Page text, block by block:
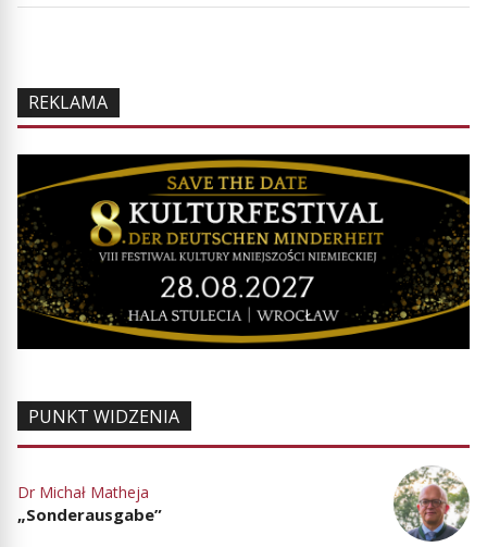
REKLAMA
PUNKT WIDZENIA
Dr Michał Matheja
„Sonderausgabe”